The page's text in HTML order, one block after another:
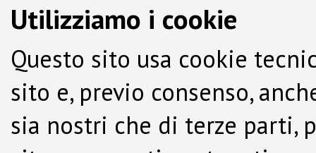
Utilizziamo i cookie
Questo sito usa cookie
sito e, previo consenso,
sia nostri che di terze parti,